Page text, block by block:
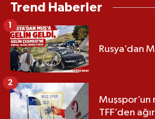
Trend Haberler
Rusya’dan
1
Muşspor’un
TFF’den
2